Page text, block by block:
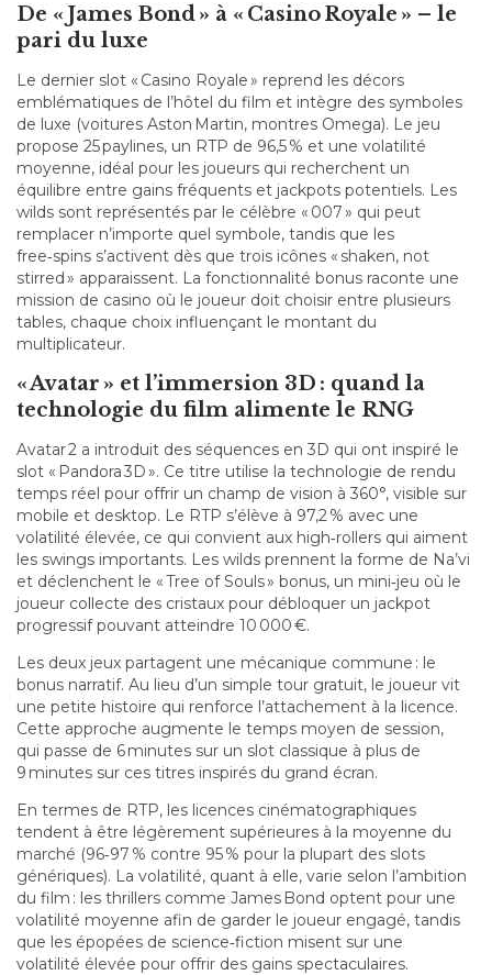
De « James Bond » à « Casino Royale » – le
pari du luxe
Le dernier slot « Casino Royale » reprend les décors
emblématiques de l’hôtel du film et intègre des symboles
de luxe (voitures Aston Martin, montres Omega). Le jeu
propose 25 paylines, un RTP de 96,5 % et une volatilité
moyenne, idéal pour les joueurs qui recherchent un
équilibre entre gains fréquents et jackpots potentiels. Les
wilds sont représentés par le célèbre « 007 » qui peut
remplacer n’importe quel symbole, tandis que les
free‑spins s’activent dès que trois icônes « shaken, not
stirred » apparaissent. La fonctionnalité bonus raconte une
mission de casino où le joueur doit choisir entre plusieurs
tables, chaque choix influençant le montant du
multiplicateur.
« Avatar » et l’immersion 3D : quand la
technologie du film alimente le RNG
Avatar 2 a introduit des séquences en 3D qui ont inspiré le
slot « Pandora 3D ». Ce titre utilise la technologie de rendu
temps réel pour offrir un champ de vision à 360°, visible sur
mobile et desktop. Le RTP s’élève à 97,2 % avec une
volatilité élevée, ce qui convient aux high‑rollers qui aiment
les swings importants. Les wilds prennent la forme de Na’vi
et déclenchent le « Tree of Souls » bonus, un mini‑jeu où le
joueur collecte des cristaux pour débloquer un jackpot
progressif pouvant atteindre 10 000 €.
Les deux jeux partagent une mécanique commune : le
bonus narratif. Au lieu d’un simple tour gratuit, le joueur vit
une petite histoire qui renforce l’attachement à la licence.
Cette approche augmente le temps moyen de session,
qui passe de 6 minutes sur un slot classique à plus de
9 minutes sur ces titres inspirés du grand écran.
En termes de RTP, les licences cinématographiques
tendent à être légèrement supérieures à la moyenne du
marché (96‑97 % contre 95 % pour la plupart des slots
génériques). La volatilité, quant à elle, varie selon l’ambition
du film : les thrillers comme James Bond optent pour une
volatilité moyenne afin de garder le joueur engagé, tandis
que les épopées de science‑fiction misent sur une
volatilité élevée pour offrir des gains spectaculaires.